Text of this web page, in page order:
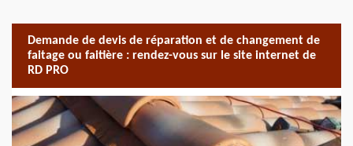
Demande de devis de réparation et de changement de
faitage ou faitière : rendez-vous sur le site internet de
RD PRO